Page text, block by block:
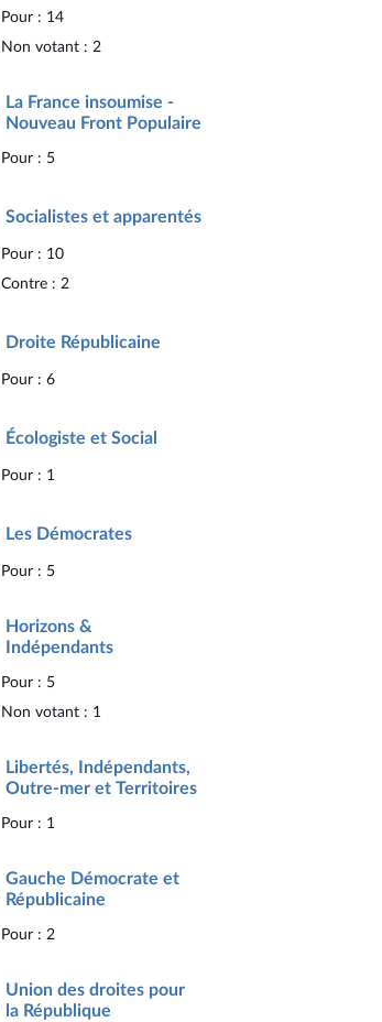
Pour : 14
Non votant : 2
La France insoumise -
Nouveau Front Populaire
Pour : 5
Socialistes et apparentés
Pour : 10
Contre : 2
Droite Républicaine
Pour : 6
Écologiste et Social
Pour : 1
Les Démocrates
Pour : 5
Horizons &
Indépendants
Pour : 5
Non votant : 1
Libertés, Indépendants,
Outre-mer et Territoires
Pour : 1
Gauche Démocrate et
Républicaine
Pour : 2
Union des droites pour
la République